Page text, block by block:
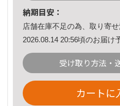
納期目安：
店舗在庫不足の為、取り寄せ
2026.08.14 20:56頃のお届け
受け取り方法・
カートに